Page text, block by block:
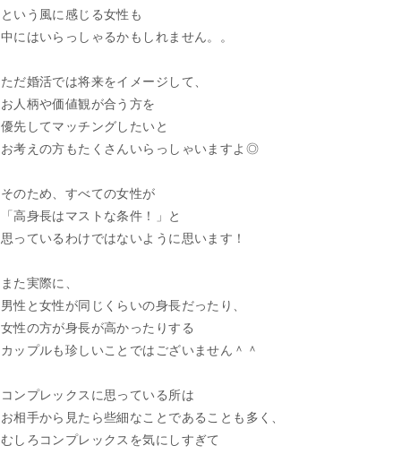
という風に感じる女性も
中にはいらっしゃるかもしれません。。
ただ婚活では将来をイメージして、
お人柄や価値観が合う方を
優先してマッチングしたいと
お考えの方もたくさんいらっしゃいますよ◎
そのため、すべての女性が
「高身長はマストな条件！」と
思っているわけではないように思います！
また実際に、
男性と女性が同じくらいの身長だったり、
女性の方が身長が高かったりする
カップルも珍しいことではございません＾＾
コンプレックスに思っている所は
お相手から見たら些細なことであることも多く、
むしろコンプレックスを気にしすぎて